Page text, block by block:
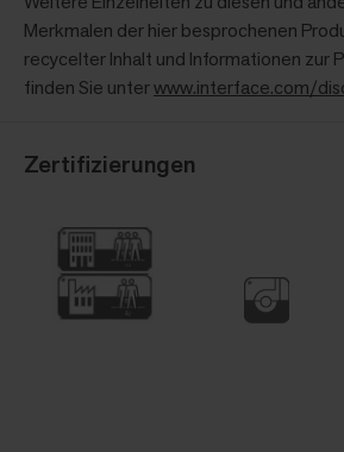
Merkmalen der hier besprochenen
recycelter Inhalt und Informationen zur
finden Sie unterwww.interface.com/
Zertifizierungen